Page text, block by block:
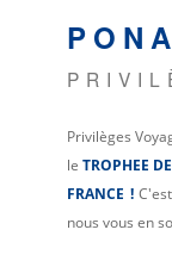
Privilèges
le TROPHEE
FRANCE !
nous vous en